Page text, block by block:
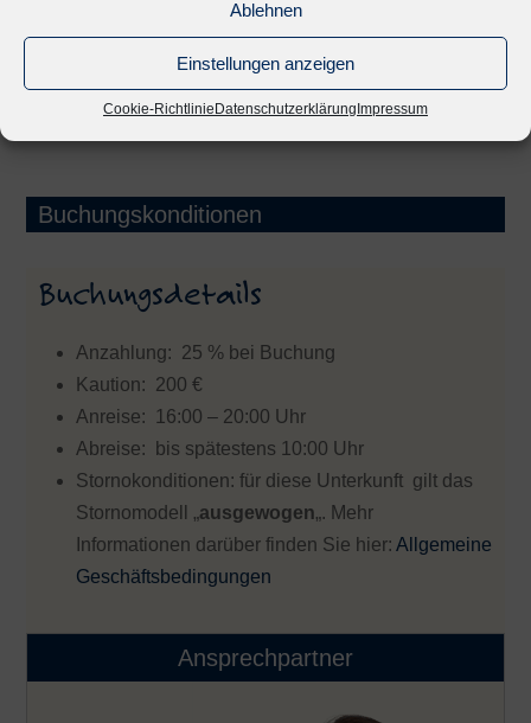
Ablehnen
Einstellungen anzeigen
Cookie-Richtlinie Datenschutzerklärung Impressum
Buchungskonditionen
Buchungsdetails
Anzahlung: 25 % bei Buchung
Kaution: 200 €
Anreise: 16:00 – 20:00 Uhr
Abreise: bis spätestens 10:00 Uhr
Stornokonditionen: für diese Unterkunft gilt das
Stornomodell „ausgewogen„. Mehr
Informationen darüber finden Sie hier:Allgemeine
Geschäftsbedingungen
Ansprechpartner